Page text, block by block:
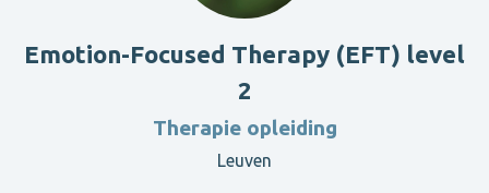
Emotion-Focused Therapy (EFT) level
2
Therapie opleiding
Leuven